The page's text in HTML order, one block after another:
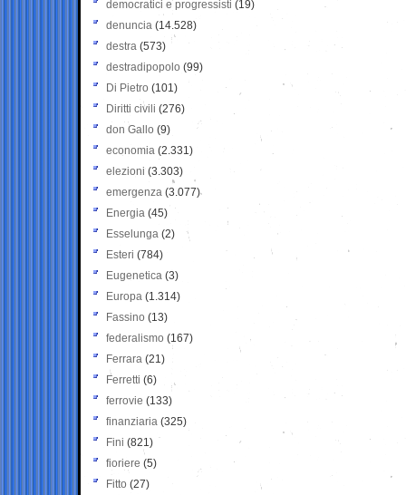
democratici e progressisti (19)
denuncia (14.528)
destra (573)
destradipopolo (99)
Di Pietro (101)
Diritti civili (276)
don Gallo (9)
economia (2.331)
elezioni (3.303)
emergenza (3.077)
Energia (45)
Esselunga (2)
Esteri (784)
Eugenetica (3)
Europa (1.314)
Fassino (13)
federalismo (167)
Ferrara (21)
Ferretti (6)
ferrovie (133)
finanziaria (325)
Fini (821)
fioriere (5)
Fitto (27)